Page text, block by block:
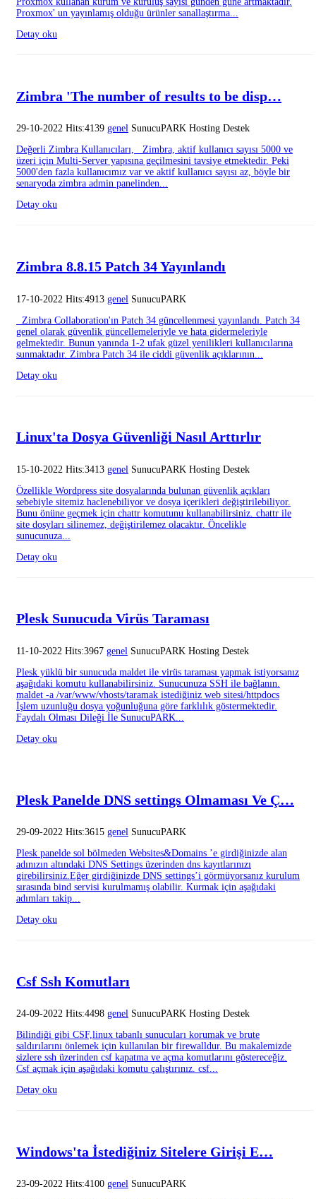
Proxmox' un yayınlamış olduğu ürünler sanallaştırma...
Detay oku
Zimbra 'The number of results to be disp…
29-10-2022 Hits:4139 genel SunucuPARK Hosting Destek
Değerli Zimbra Kullanıcıları, Zimbra, aktif kullanıcı sayısı 5000 ve
üzeri için Multi-Server yapısına geçilmesini tavsiye etmektedir. Peki
5000'den fazla kullanıcımız var ve aktif kullanıcı sayısı az, böyle bir
senaryoda zimbra admin panelinden...
Detay oku
Zimbra 8.8.15 Patch 34 Yayınlandı
17-10-2022 Hits:4913 genel SunucuPARK
Zimbra Collaboration'ın Patch 34 güncellenmesi yayınlandı. Patch 34
genel olarak güvenlik güncellemeleriyle ve hata gidermeleriyle
gelmektedir. Bunun yanında 1-2 ufak güzel yenilikleri kullanıcılarına
sunmaktadır. Zimbra Patch 34 ile ciddi güvenlik açıklarının...
Detay oku
Linux'ta Dosya Güvenliği Nasıl Arttırlır
15-10-2022 Hits:3413 genel SunucuPARK Hosting Destek
Özellikle Wordpress site dosyalarında bulunan güvenlik açıkları
sebebiyle sitemiz haclenebiliyor ve dosya içerikleri değiştirilebiliyor.
Bunu önüne geçmek için chattr komutunu kullanabilirsiniz. chattr ile
site dosyları silinemez, değiştirilemez olacaktır. Öncelikle
sunucunuza...
Detay oku
Plesk Sunucuda Virüs Taraması
11-10-2022 Hits:3967 genel SunucuPARK Hosting Destek
Plesk yüklü bir sunucuda maldet ile virüs taraması yapmak istiyorsanız
aşağıdaki komutu kullanabilirsiniz. Sunucunuza SSH ile bağlanın.
maldet -a /var/www/vhosts/taramak istediğiniz web sitesi/httpdocs
İşlem uzunluğu dosya yoğunluğuna göre farklılık göstermektedir.
Faydalı Olması Dileği İle SunucuPARK...
Detay oku
Plesk Panelde DNS settings Olmaması Ve Ç…
29-09-2022 Hits:3615 genel SunucuPARK
Plesk panelde sol bölmeden Websites&Domains ’e girdiğinizde alan
adınızın altındaki DNS Settings üzerinden dns kayıtlarınızı
girebilirsiniz.Eğer girdiğinizde DNS settings’i görmüyorsanız kurulum
sırasında bind servisi kurulmamış olabilir. Kurmak için aşağıdaki
adımları takip...
Detay oku
Csf Ssh Komutları
24-09-2022 Hits:4498 genel SunucuPARK Hosting Destek
Bilindiği gibi CSF,linux tabanlı sunucuları korumak ve brute
saldırılarını önlemek için kullanılan bir firewalldur. Bu makalemizde
sizlere ssh üzerinden csf kapatma ve açma komutlarını göstereceğiz.
Csf açmak için aşağıdaki komutu çalıştırınız. csf...
Detay oku
Windows'ta İstediğiniz Sitelere Girişi E…
23-09-2022 Hits:4100 genel SunucuPARK